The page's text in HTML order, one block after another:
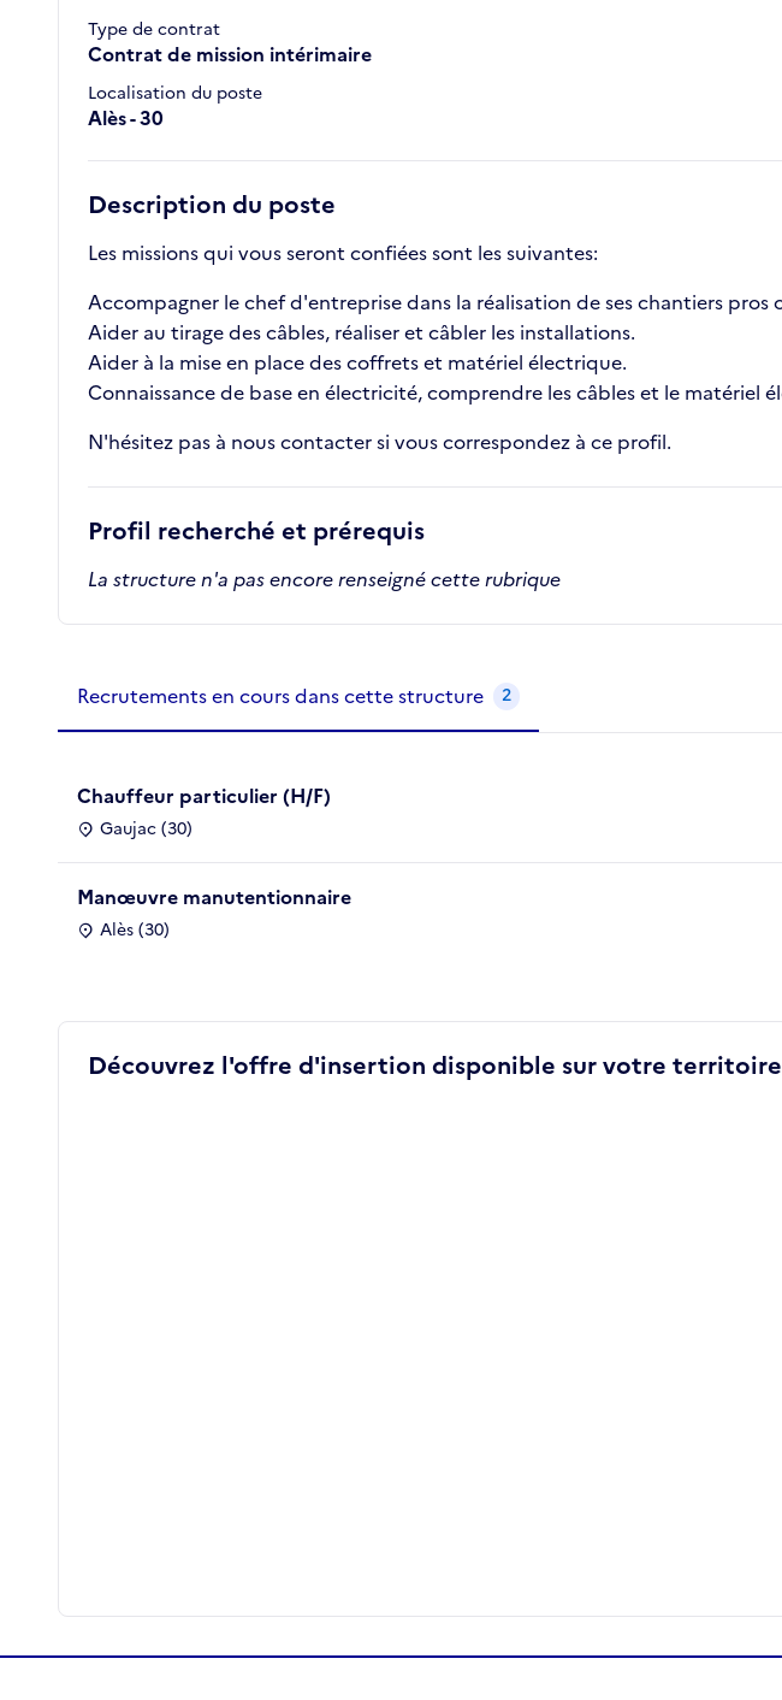
Type de contrat
Contrat de mission intérimaire
Localisation du poste
Alès - 30
Description du poste
Les missions qui vous seront confiées sont les suivantes:
Accompagner le chef d'entreprise dans la réalisation de ses chantiers pros
Aider au tirage des câbles, réaliser et câbler les installations.
Aider à la mise en place des coffrets et matériel électrique.
Connaissance de base en électricité, comprendre les câbles et le matériel
N'hésitez pas à nous contacter si vous correspondez à ce profil.
Profil recherché et prérequis
La structure n'a pas encore renseigné cette rubrique
Recrutements de la structure
Recrutements en cours dans cette structure 2
Chauffeur particulier (H/F)
Gaujac (30)
Manœuvre manutentionnaire
Alès (30)
Découvrez l'offre d'insertion disponible sur votre territoire